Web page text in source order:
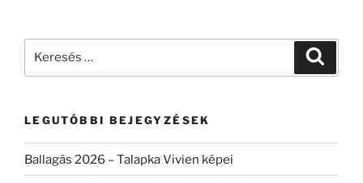
LEGUTÓBBI BEJEGYZÉSEK
Ballagás 2026 – Talapka Vivien képei